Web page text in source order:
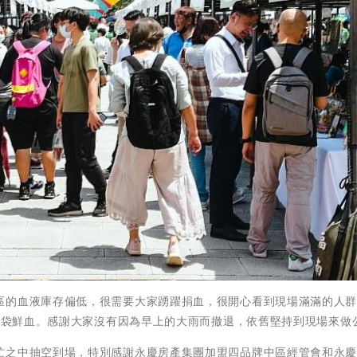
血液庫存偏低，很需要大家踴躍捐血，很開心看到現場滿滿的人
鮮血。感謝大家沒有因為早上的大雨而撤退，依舊堅持到現場來做
中抽空到場，特別感謝永慶房產集團加盟四品牌中區經管會和永